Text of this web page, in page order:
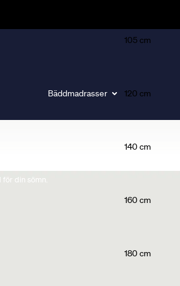
din sömn.
Bäddmadrasser
105 cm
120 cm
140 cm
160 cm
180 cm